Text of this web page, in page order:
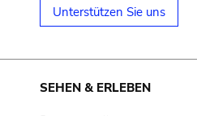
Unterstützen Sie uns
SEHEN & ERLEBEN